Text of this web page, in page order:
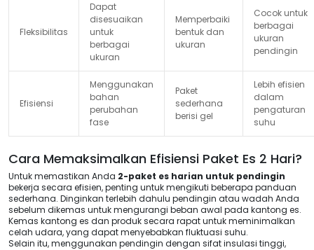
Fleksibilitas
Dapat
disesuaikan
untuk
berbagai
ukuran
Memperbaiki
bentuk dan
ukuran
Cocok untuk
berbagai
ukuran
pendingin
Efisiensi
Menggunakan
bahan
perubahan
fase
Paket
sederhana
berisi gel
Lebih efisien
dalam
pengaturan
suhu
Cara Memaksimalkan Efisiensi Paket Es 2 Hari?
Untuk memastikan Anda 2-paket es harian untuk pendingin
bekerja secara efisien, penting untuk mengikuti beberapa panduan
sederhana. Dinginkan terlebih dahulu pendingin atau wadah Anda
sebelum dikemas untuk mengurangi beban awal pada kantong es.
Kemas kantong es dan produk secara rapat untuk meminimalkan
celah udara, yang dapat menyebabkan fluktuasi suhu.
Selain itu, menggunakan pendingin dengan sifat insulasi tinggi,